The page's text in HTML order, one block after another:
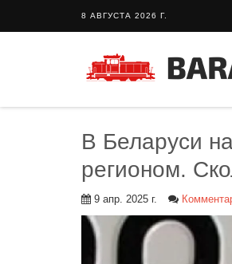
8 АВГУСТА 2026 Г.
В Беларуси
регионом.
9 апр. 2025 г.